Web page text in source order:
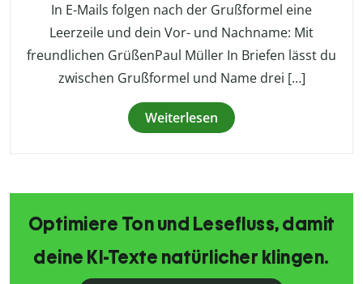
In E-Mails folgen nach der Grußformel eine
Leerzeile und dein Vor- und Nachname: Mit
freundlichen GrüßenPaul Müller In Briefen lässt du
zwischen Grußformel und Name drei […]
Weiterlesen
Optimiere Ton und Lesefluss, damit
deine KI-Texte natürlicher klingen.